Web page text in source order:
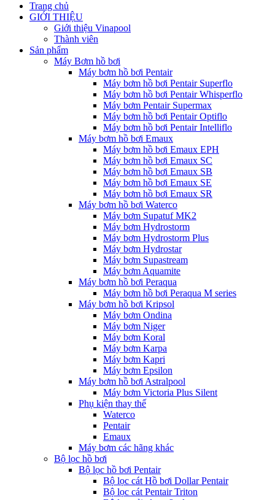
Trang chủ
GIỚI THIỆU
Giới thiệu Vinapool
Thành viên
Sản phẩm
Máy Bơm hồ bơi
Máy bơm hồ bơi Pentair
Máy bơm hồ bơi Pentair Superflo
Máy bơm hồ bơi Pentair Whisperflo
Máy bơm Pentair Supermax
Máy bơm hồ bơi Pentair Optiflo
Máy bơm hồ bơi Pentair Intelliflo
Máy bơm hồ bơi Emaux
Máy bơm hồ bơi Emaux EPH
Máy bơm hồ bơi Emaux SC
Máy bơm hồ bơi Emaux SB
Máy bơm hồ bơi Emaux SE
Máy bơm hồ bơi Emaux SR
Máy bơm hồ bơi Waterco
Máy bơm Supatuf MK2
Máy bơm Hydrostorm
Máy bơm Hydrostorm Plus
Máy bơm Hydrostar
Máy bơm Supastream
Máy bơm Aquamite
Máy bơm hồ bơi Peraqua
Máy bơm hồ bơi Peraqua M series
Máy bơm hồ bơi Kripsol
Máy bơm Ondina
Máy bơm Niger
Máy bơm Koral
Máy bơm Karpa
Máy bơm Kapri
Máy bơm Epsilon
Máy bơm hồ bơi Astralpool
Máy bơm Victoria Plus Silent
Phụ kiện thay thế
Waterco
Pentair
Emaux
Máy bơm các hãng khác
Bộ lọc hồ bơi
Bộ lọc hồ bơi Pentair
Bộ lọc cát Hồ bơi Dollar Pentair
Bộ lọc cát Pentair Triton